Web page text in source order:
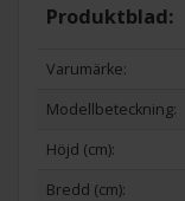
Produktblad:
Varumärke:
Modellbeteckning:
Höjd (cm):
Bredd (cm):